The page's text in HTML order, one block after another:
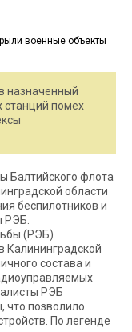
назначенный
станций помех
Балтийского флота
области
беспилотников и
РЭБ.
(РЭБ)
Калининградской
состава и
РЭБ
что позволило
По легенде